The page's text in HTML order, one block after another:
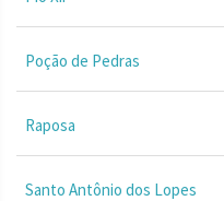
Poção de Pedras
Raposa
Santo Antônio dos Lopes